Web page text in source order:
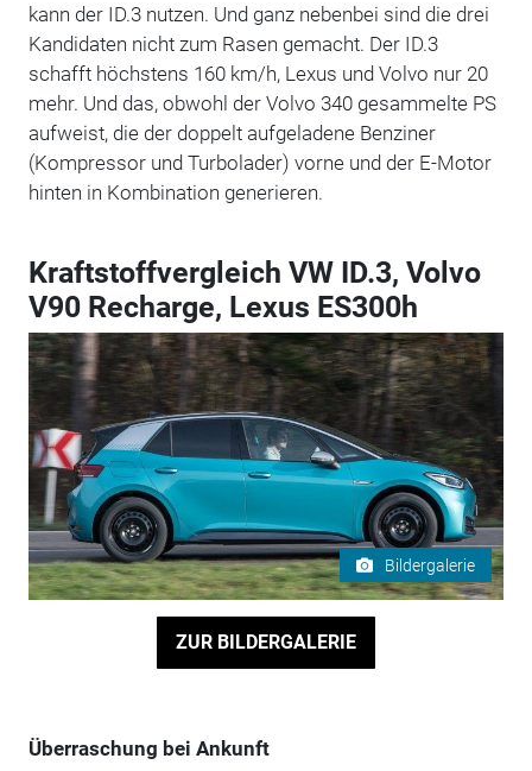
kann der ID.3 nutzen. Und ganz nebenbei sind die drei
Kandidaten nicht zum Rasen gemacht. Der ID.3
schafft höchstens 160 km/h, Lexus und Volvo nur 20
mehr. Und das, obwohl der Volvo 340 gesammelte PS
aufweist, die der doppelt aufgeladene Benziner
(Kompressor und Turbolader) vorne und der E-Motor
hinten in Kombination generieren.
Kraftstoffvergleich VW ID.3, Volvo
V90 Recharge, Lexus ES300h
Bildergalerie
ZUR BILDERGALERIE
Überraschung bei Ankunft